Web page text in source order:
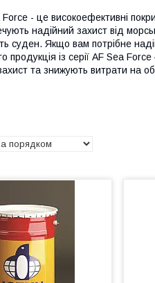
- це високоефективні
надійний захист від
суден. Якщо вам потрібне
продукція із серії AF Sea
та знижують витрати на